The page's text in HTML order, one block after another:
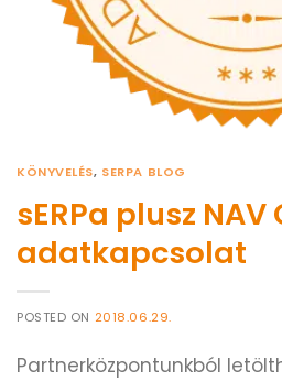
KÖNYVELÉS, SERPA BLOG
sERPa plusz NAV
adatkapcsolat
POSTED ON 2018.06.29.
Partnerközpontunkból